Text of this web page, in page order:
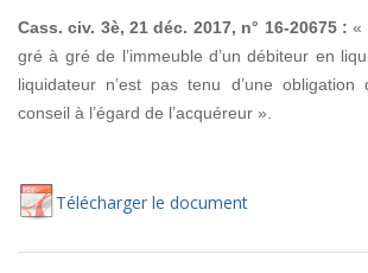
Cass. civ. 3è, 21 déc. 2017, n° 16-20675 :«
gré à gré de l’immeuble d’un débiteur en
liquidateur n’est pas tenu d’une obligation
conseil à l’égard de l’acquéreur ».
Télécharger le document